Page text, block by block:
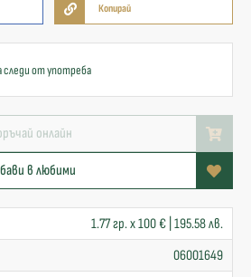
Копирай
следи от употреба
онлайн
в любими
1.77 гр. x 100 € | 195.58 лв.
06001649